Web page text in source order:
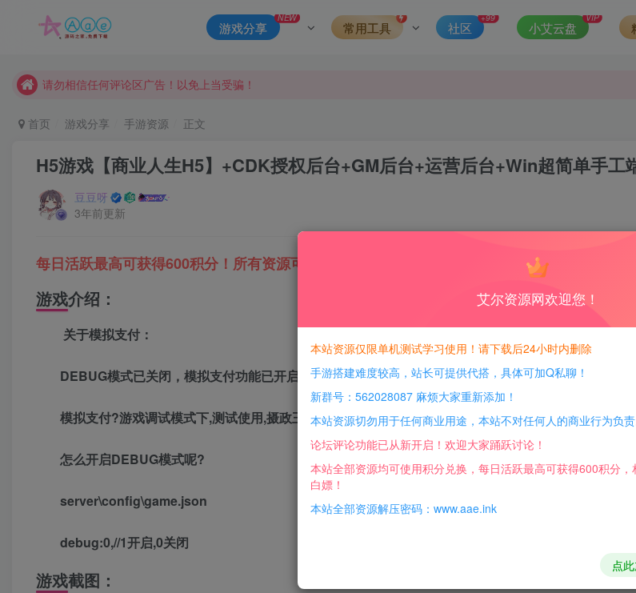
游戏分享
NEW
常用工具 社区
+99
小艾云盘
VIP
现在赞助会员享受专属折扣，详情点击此条公告。
本网站的文章部分内容可能来源于网络，仅供大家学习与参考，如有侵权，请联系站长QQ466107887进行删除处理。
首页 游戏分享 手游资源 正文
H5游戏【商业人生H5】+CDK授权后台+GM后台+运营后台+Win超简单手工
豆豆呀
3年前更新
每日活跃最高可获得600积分！所有资源可以使用积分免费兑换！
游戏介绍：
关于模拟支付：
DEBUG模式已关闭，模拟支付功能已开启
模拟支付?游戏调试模式下,测试使用,摄政王模拟支付开启之后,玩家游戏内点充值不花钱涨元宝。
怎么开启DEBUG模式呢?
server\config\game.json
debug:0,//1开启,0关闭
游戏截图：
艾尔资源网欢迎您！
本站资源仅限单机测试学习使用！请下载后24小时内删除
手游搭建难度较高，站长可提供代搭，具体可加Q私聊！
新群号：562028087 麻烦大家重新添加！
本站资源切勿用于任何商业用途，本站不对任何人的商业行为负责
论坛评论功能已从新开启！欢迎大家踊跃讨论！
本站全部资源均可使用积分兑换，每日活跃最高可获得600积分
白嫖！
本站全部资源解压密码：www.aae.ink
点